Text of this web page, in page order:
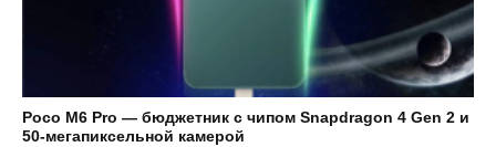
Poco M6 Pro — бюджетник с чипом Snapdragon 4 Gen 2 и
50-мегапиксельной камерой